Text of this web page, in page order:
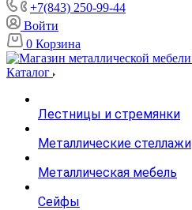
+7(843) 250-99-44
Войти
0 Корзина
Каталог
Лестницы и стремянки
Металлические стеллажи
Металлическая мебель
Сейфы